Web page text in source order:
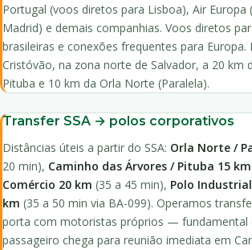
Portugal (voos diretos para Lisboa), Air Europa
Madrid) e demais companhias. Voos diretos
brasileiras e conexões frequentes para Europa.
Cristóvão, na zona norte de Salvador, a 20 km
Pituba e 10 km da Orla Norte (Paralela).
Transfer SSA → polos corporativos
Distâncias úteis a partir do SSA: Orla Norte /
20 min), Caminho das Árvores / Pituba 15 km
Comércio 20 km (35 a 45 min), Polo
km (35 a 50 min via BA-099). Operamos
porta com motoristas próprios — fundamental
passageiro chega para reunião imediata em